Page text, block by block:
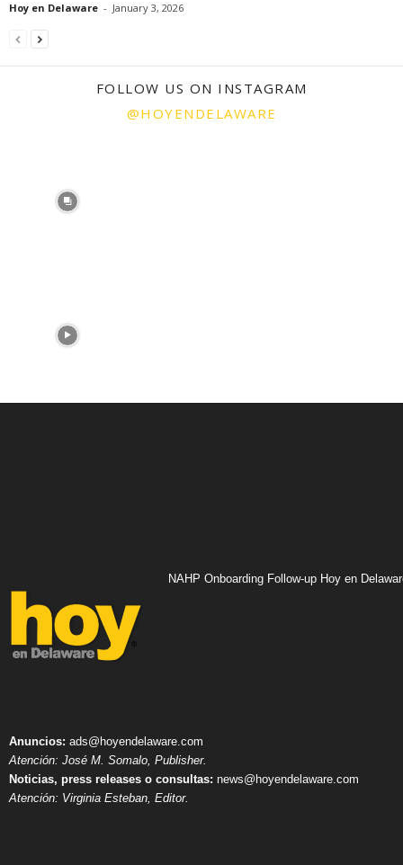
Hoy en Delaware - January 3, 2026
FOLLOW US ON INSTAGRAM
@HOYENDELAWARE
NAHP Onboarding Follow-up Hoy en
Anuncios: ads@hoyendelaware.com
Atención: José M. Somalo, Publisher.
Noticias, press releases o consultas: news@hoyendelaware.com
Atención: Virginia Esteban, Editor.